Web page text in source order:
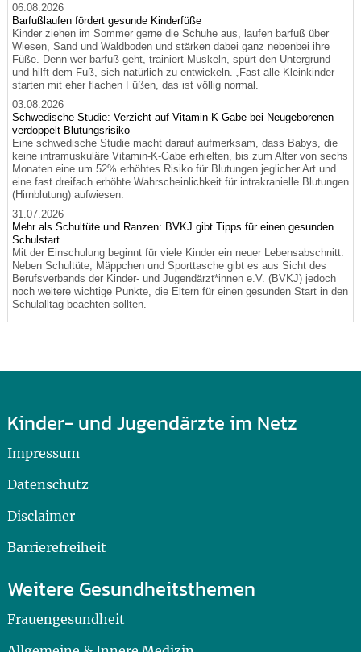
06.08.2026
Barfußlaufen fördert gesunde Kinderfüße
Kinder ziehen im Sommer gerne die Schuhe aus, laufen barfuß über
Wiesen, Sand und Waldboden und stärken dabei ganz nebenbei ihre
Füße. Denn wer barfuß geht, trainiert Muskeln, spürt den Untergrund
und hilft dem Fuß, sich natürlich zu entwickeln. „Fast alle Kleinkinder
starten mit eher flachen Füßen, das ist völlig normal.
03.08.2026
Schwedische Studie: Verzicht auf Vitamin-K-Gabe bei Neugeborenen
verdoppelt Blutungsrisiko
Eine schwedische Studie macht darauf aufmerksam, dass Babys, die
keine intramuskuläre Vitamin-K-Gabe erhielten, bis zum Alter von sechs
Monaten eine um 52% erhöhtes Risiko für Blutungen jeglicher Art und
eine fast dreifach erhöhte Wahrscheinlichkeit für intrakranielle Blutungen
(Hirnblutung) aufwiesen.
31.07.2026
Mehr als Schultüte und Ranzen: BVKJ gibt Tipps für einen gesunden
Schulstart
Mit der Einschulung beginnt für viele Kinder ein neuer Lebensabschnitt.
Neben Schultüte, Mäppchen und Sporttasche gibt es aus Sicht des
Berufsverbands der Kinder- und Jugendärzt*innen e.V. (BVKJ) jedoch
noch weitere wichtige Punkte, die Eltern für einen gesunden Start in den
Schulalltag beachten sollten.
Kinder- und Jugendärzte im Netz
Impressum
Datenschutz
Disclaimer
Barrierefreiheit
Weitere Gesundheitsthemen
Frauengesundheit